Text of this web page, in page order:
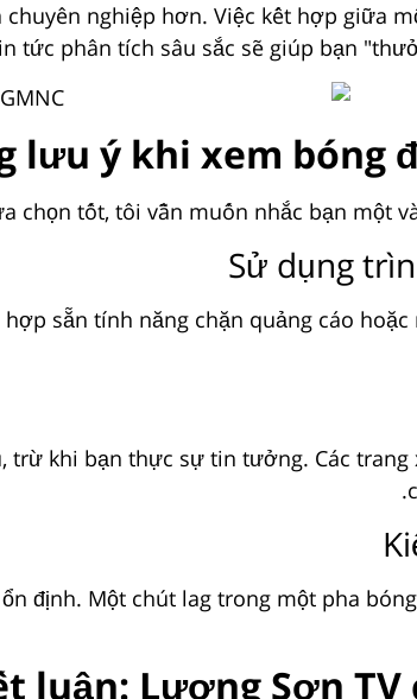
nghiệp hơn. Việc kết hợp giữa
tức phân tích sâu sắc sẽ giúp bạn
lưu ý khi xem bóng
chọn tốt, tôi vẫn muốn nhắc bạn một
Sử dụng
sẵn tính năng chặn quảng cáo
khi bạn thực sự tin tưởng. Các
định. Một chút lag trong một pha
luận: Lương Sơn TV